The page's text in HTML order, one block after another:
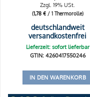
Zzgl. 19% USt.
(1,78 €/ 1 Thermorolle)
deutschlandweit
versandkostenfrei
Lieferzeit: sofort lieferbar
GTIN: 4260417550246
IN DEN WARENKORB